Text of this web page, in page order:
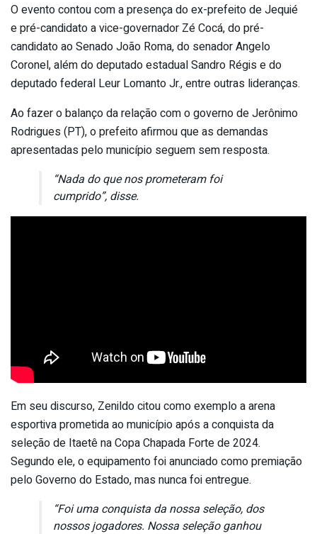
O evento contou com a presença do ex-prefeito de Jequié
e pré-candidato a vice-governador Zé Cocá, do pré-
candidato ao Senado João Roma, do senador Angelo
Coronel, além do deputado estadual Sandro Régis e do
deputado federal Leur Lomanto Jr., entre outras lideranças.
Ao fazer o balanço da relação com o governo de Jerônimo
Rodrigues (PT), o prefeito afirmou que as demandas
apresentadas pelo município seguem sem resposta.
“Nada do que nos prometeram foi
cumprido”, disse.
Em seu discurso, Zenildo citou como exemplo a arena
esportiva prometida ao município após a conquista da
seleção de Itaetê na Copa Chapada Forte de 2024.
Segundo ele, o equipamento foi anunciado como premiação
pelo Governo do Estado, mas nunca foi entregue.
“Foi uma conquista da nossa seleção, dos
nossos jogadores. Nossa seleção ganhou